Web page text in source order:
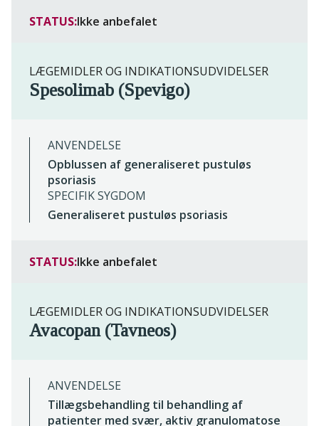
STATUS:Ikke anbefalet
LÆGEMIDLER OG INDIKATIONSUDVIDELSER
Spesolimab (Spevigo)
ANVENDELSE
Opblussen af generaliseret pustuløs
psoriasis
SPECIFIK SYGDOM
Generaliseret pustuløs psoriasis
STATUS:Ikke anbefalet
LÆGEMIDLER OG INDIKATIONSUDVIDELSER
Avacopan (Tavneos)
ANVENDELSE
Tillægsbehandling til behandling af
patienter med svær, aktiv granulomatose